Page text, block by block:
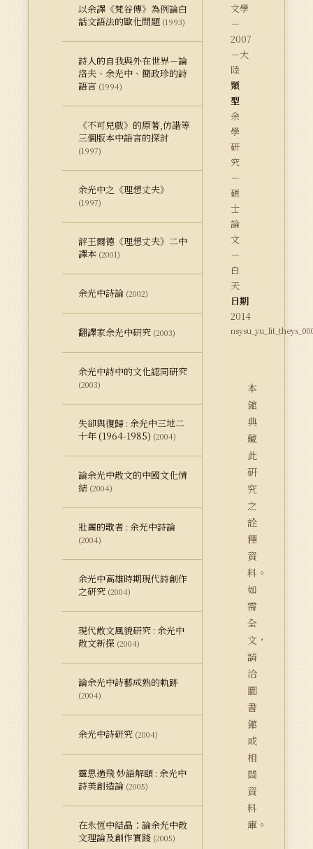
以余譯《梵谷傳》為例論白
話文語法的歐化問題 (1993)
詩人的自我與外在世界－論
洛夫、余光中、簡政珍的詩
語言 (1994)
《不可兒戲》的原著,仿諧等
三個版本中語言的探討
(1997)
余光中之《理想丈夫》
(1997)
評王爾德《理想丈夫》二中
譯本 (2001)
余光中詩論 (2002)
翻譯家余光中研究 (2003)
余光中詩中的文化認同研究
(2003)
失卻與復歸 : 余光中三地二
十年 (1964-1985) (2004)
論余光中散文的中國文化情
結 (2004)
壯麗的歌者 : 余光中詩論
(2004)
余光中高雄時期現代詩創作
之研究 (2004)
現代散文風貌研究 : 余光中
散文新探 (2004)
論余光中詩藝成熟的軌跡
(2004)
余光中詩研究 (2004)
靈思遄飛 妙語解頤 : 余光中
詩美創造論 (2005)
在永恆中結晶：論余光中散
文理論及創作實踐 (2005)
文學
－
2007
－大
陸
類
型
余
學
研
究
－
碩
士
論
文
－
白
天
日期
2014
本
館
典
藏
此
研
究
之
詮
釋
資
料。
如
需
全
文，
請
洽
圖
書
館
或
相
關
資
料
庫。